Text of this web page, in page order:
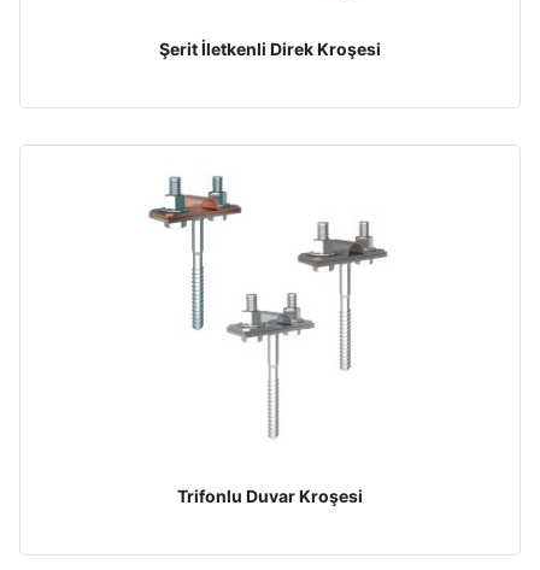
Şerit İletkenli Direk Kroşesi
Trifonlu Duvar Kroşesi